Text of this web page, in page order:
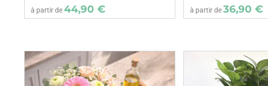
à partir de44,90 € à partir de36,90 €